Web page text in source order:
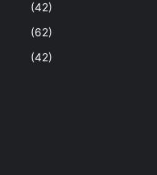
(42)
(62)
(42)